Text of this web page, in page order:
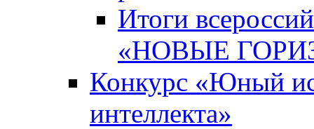
Итоги
«НОВЫЕ
Конкурс «Юный
интеллекта»